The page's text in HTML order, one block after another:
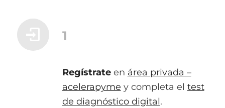
1
Regístrateen área privada –
acelerapyme y completa el test
de diagnóstico digital.